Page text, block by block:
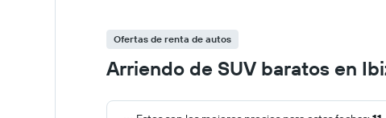
Ofertas de renta de autos
Arriendo de SUV baratos en